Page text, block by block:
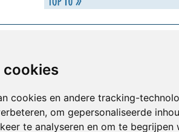
cookies
cookies en andere tracking-
om gepersonaliseerde
te analyseren en om te begrijpen